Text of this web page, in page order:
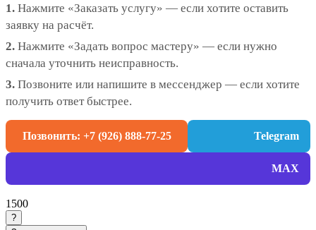
1. Нажмите «Заказать услугу» — если хотите оставить
заявку на расчёт.
2. Нажмите «Задать вопрос мастеру» — если нужно
сначала уточнить неисправность.
3. Позвоните или напишите в мессенджер — если хотите
получить ответ быстрее.
Позвонить: +7 (926) 888-77-25 Telegram
MAX
1500
?